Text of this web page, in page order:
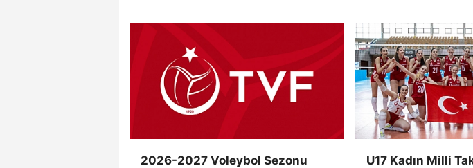
2026-2027 Voleybol Sezonu
U17 Kadın Milli